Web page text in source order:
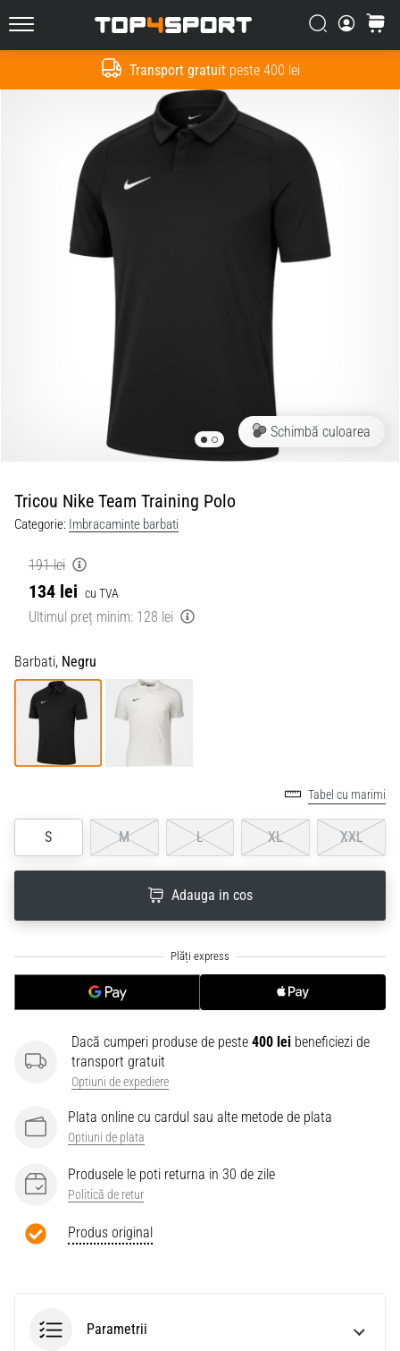
Transport gratuitpeste 400 lei
Top4Sport.ro Căutare
Cos
Schimbă culoarea
Tricou Nike Team Training Polo
Categorie: Imbracaminte barbati
191 lei
134 lei cu TVA
Ultimul preț minim: 128 lei
Barbati, Negru
Tabel cu marimi
S M L XL XXL
Adauga in cos
Dacă cumperi produse de peste 400 lei beneficiezi de
transport gratuit
Optiuni de expediere
Plata online cu cardul sau alte metode de plata
Optiuni de plata
Produsele le poti returna in 30 de zile
Politică de retur
Produs original
Parametrii